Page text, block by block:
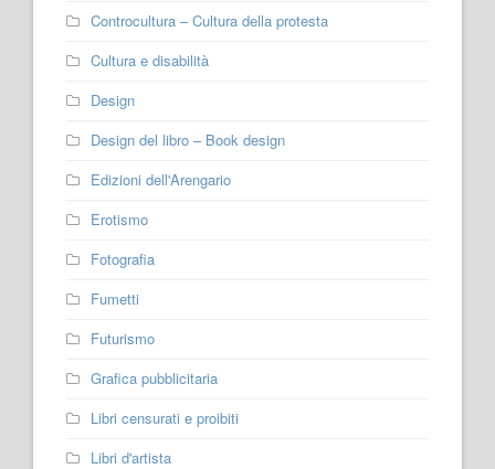
Controcultura – Cultura della protesta
Cultura e disabilità
Design
Design del libro – Book design
Edizioni dell'Arengario
Erotismo
Fotografia
Fumetti
Futurismo
Grafica pubblicitaria
Libri censurati e proibiti
Libri d'artista